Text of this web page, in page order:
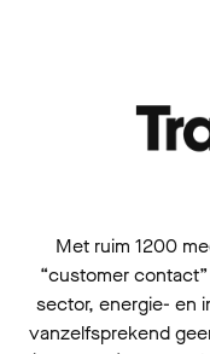
Met ruim 1200
“customer
sector, energie- en
vanzelfsprekend